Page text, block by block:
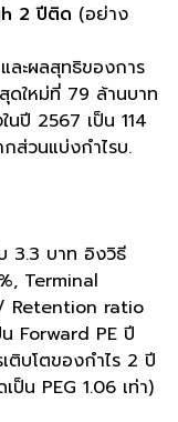
2 ปีติด (อย่าง
ละผลสุทธิของการ
ดใหม่ที่ 79 ล้านบาท
นปี 2567 เป็น 114
ส่วนแบ่งกำไรบ.
บ 3.3 บาท อิงวิธี
Terminal
Retention ratio
Forward PE ปี
ติบโตของกำไร 2 ปี
น PEG 1.06 เท่า)